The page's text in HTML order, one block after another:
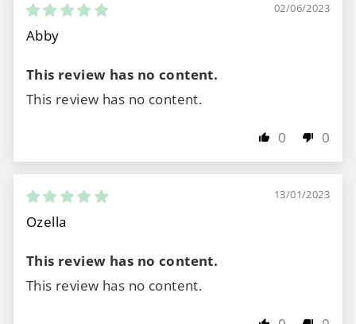
02/06/2023
Abby
This review has no content.
This review has no content.
0 0
13/01/2023
Ozella
This review has no content.
This review has no content.